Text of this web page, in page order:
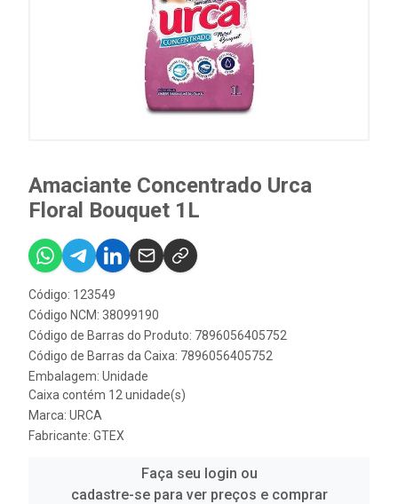
Amaciante Concentrado Urca
Floral Bouquet 1L
Código: 123549
Código NCM: 38099190
Código de Barras do Produto: 7896056405752
Código de Barras da Caixa: 7896056405752
Embalagem: Unidade
Caixa contém 12 unidade(s)
Marca: URCA
Fabricante: GTEX
Faça seu login ou
cadastre-se para ver preços e comprar